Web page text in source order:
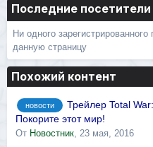
Последние посетители
Ни одного
данную страницу
Похожий контент
новости
Трейлер Total
Покорите этот мир!
От Новостник 23 мая, 2016